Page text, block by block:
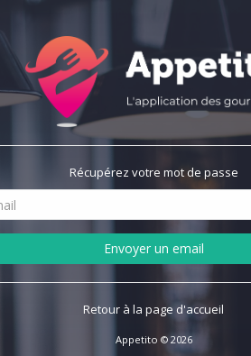
Récupérez votre mot de passe
Envoyer un email
Retour à la page d'accueil
Appetito © 2026